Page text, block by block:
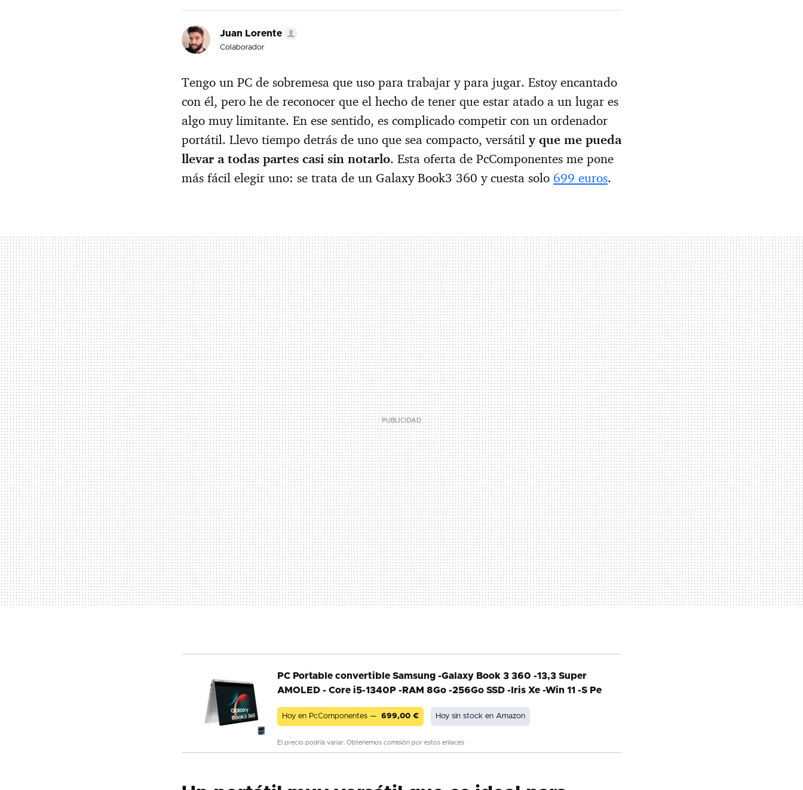
Juan Lorente
Colaborador
Tengo un PC de sobremesa que uso para trabajar y para jugar. Estoy encantado
con él, pero he de reconocer que el hecho de tener que estar atado a un lugar es
algo muy limitante. En ese sentido, es complicado competir con un ordenador
portátil. Llevo tiempo detrás de uno que sea compacto, versátil y que me pueda
llevar a todas partes casi sin notarlo. Esta oferta de PcComponentes me pone
más fácil elegir uno: se trata de un Galaxy Book3 360 y cuesta solo 699 euros.
PC Portable convertible Samsung -Galaxy Book 3 360 -13,3 Super
AMOLED - Core i5-1340P -RAM 8Go -256Go SSD -Iris Xe -Win 11 -S Pe
Hoy en PcComponentes — 699,00 € Hoy sin stock en Amazon
El precio podría variar. Obtenemos comisión por estos enlaces